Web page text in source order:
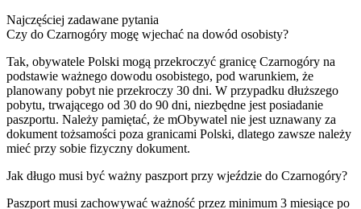
Najczęściej zadawane pytania
Czy do Czarnogóry mogę wjechać na dowód osobisty?
Tak, obywatele Polski mogą przekroczyć granicę Czarnogóry na
podstawie ważnego dowodu osobistego, pod warunkiem, że
planowany pobyt nie przekroczy 30 dni. W przypadku dłuższego
pobytu, trwającego od 30 do 90 dni, niezbędne jest posiadanie
paszportu. Należy pamiętać, że mObywatel nie jest uznawany za
dokument tożsamości poza granicami Polski, dlatego zawsze należy
mieć przy sobie fizyczny dokument.
Jak długo musi być ważny paszport przy wjeździe do Czarnogóry?
Paszport musi zachowywać ważność przez minimum 3 miesiące po